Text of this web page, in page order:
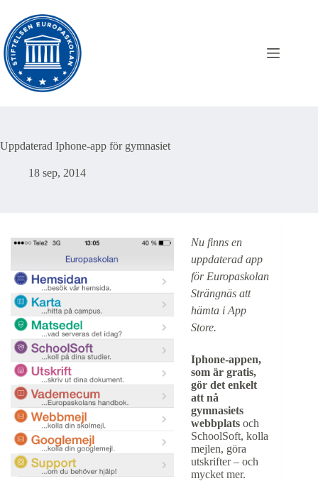
innehåll
Uppdaterad Iphone-app för gymnasiet
18 sep, 2014
Nu finns en
uppdaterad app
för Europaskolan
Strängnäs att
hämta i App
Store.
Iphone-appen,
som är gratis,
gör det enkelt
att nå
gymnasiets
webbplats och
SchoolSoft, kolla
mejlen, göra
utskrifter – och
mycket mer.